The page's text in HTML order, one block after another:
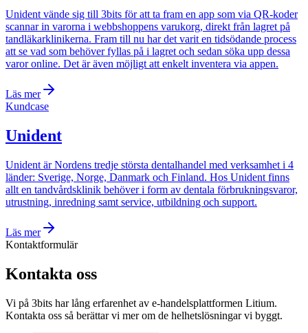
Unident vände sig till 3bits för att ta fram en app som via QR-koder
scannar in varorna i webbshoppens varukorg, direkt från lagret på
tandläkarklinikerna. Fram till nu har det varit en tidsödande process
att se vad som behöver fyllas på i lagret och sedan söka upp dessa
varor online. Det är även möjligt att enkelt inventera via appen.
Läs mer
Kundcase
Unident
Unident är Nordens tredje största dentalhandel med verksamhet i 4
länder: Sverige, Norge, Danmark och Finland. Hos Unident finns
allt en tandvårdsklinik behöver i form av dentala förbrukningsvaror,
utrustning, inredning samt service, utbildning och support.
Läs mer
Kontaktformulär
Kontakta oss
Vi på 3bits har lång erfarenhet av e-handelsplattformen Litium.
Kontakta oss så berättar vi mer om de helhetslösningar vi byggt.